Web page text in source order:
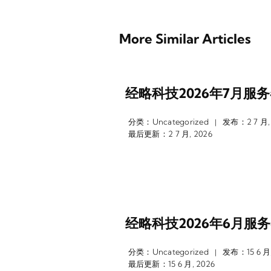
More Similar Articles
经略科技2026年7月服
分类： Uncategorized |
发布：2 7 月
最后更新：2 7 月, 2026
经略科技2026年6月服
分类： Uncategorized |
发布：15 6
最后更新：15 6 月, 2026